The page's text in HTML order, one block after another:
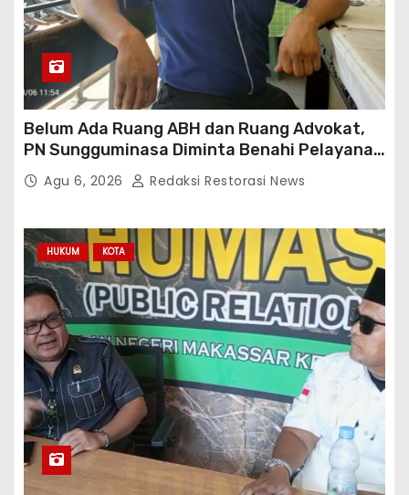
Belum Ada Ruang ABH dan Ruang Advokat,
PN Sungguminasa Diminta Benahi Pelayanan
PublikAgu 6, 2026 Redaksi Restorasi News
HUKUM KOTA